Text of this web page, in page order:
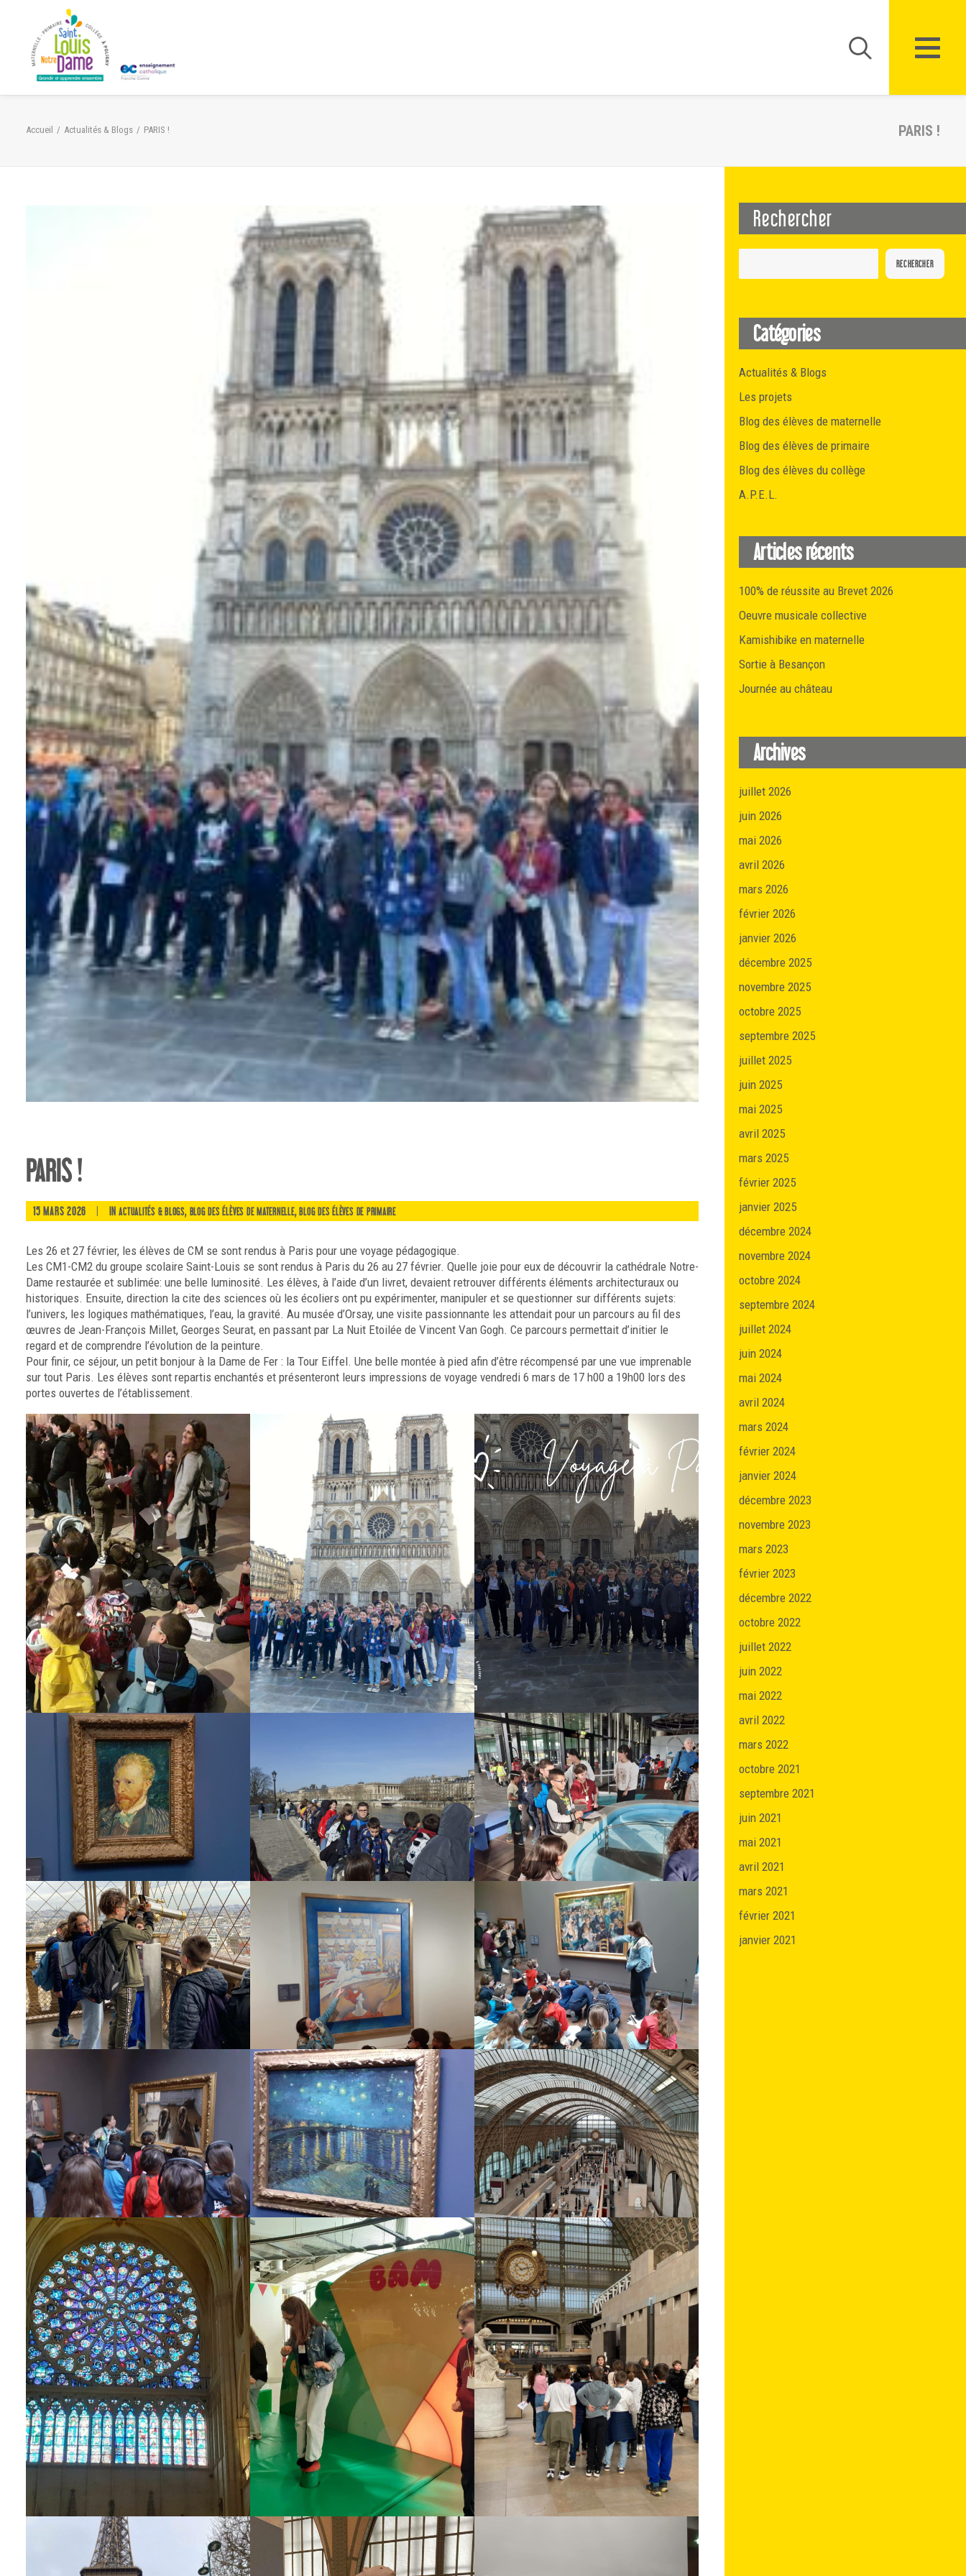
PARIS !
Accueil Actualités & Blogs PARIS !
PARIS !
15 MARS 2026 INACTUALITÉS & BLOGS, BLOG DES ÉLÈVES DE MATERNELLE,BLOG DES ÉLÈVES DE PRIMAIRE
Les 26 et 27 février, les élèves de CM se sont rendus à Paris pour une voyage pédagogique.
Les CM1-CM2 du groupe scolaire Saint-Louis se sont rendus à Paris du 26 au 27 février. Quelle joie pour eux de découvrir la cathédrale Notre-
Dame restaurée et sublimée: une belle luminosité. Les élèves, à l’aide d’un livret, devaient retrouver différents éléments architecturaux ou
historiques. Ensuite, direction la cite des sciences où les écoliers ont pu expérimenter, manipuler et se questionner sur différents sujets:
l’univers, les logiques mathématiques, l’eau, la gravité. Au musée d’Orsay, une visite passionnante les attendait pour un parcours au fil des
œuvres de Jean-François Millet, Georges Seurat, en passant par La Nuit Etoilée de Vincent Van Gogh. Ce parcours permettait d’initier le
regard et de comprendre l’évolution de la peinture.
Pour finir, ce séjour, un petit bonjour à la Dame de Fer : la Tour Eiffel. Une belle montée à pied afin d’être récompensé par une vue imprenable
sur tout Paris. Les élèves sont repartis enchantés et présenteront leurs impressions de voyage vendredi 6 mars de 17 h00 a 19h00 lors des
portes ouvertes de l’établissement.
Rechercher
RECHERCHER
Catégories
Actualités & Blogs
Les projets
Blog des élèves de maternelle
Blog des élèves de primaire
Blog des élèves du collège
A.P.E.L.
Articles récents
100% de réussite au Brevet 2026
Oeuvre musicale collective
Kamishibike en maternelle
Sortie à Besançon
Journée au château
Archives
juillet 2026
juin 2026
mai 2026
avril 2026
mars 2026
février 2026
janvier 2026
décembre 2025
novembre 2025
octobre 2025
septembre 2025
juillet 2025
juin 2025
mai 2025
avril 2025
mars 2025
février 2025
janvier 2025
décembre 2024
novembre 2024
octobre 2024
septembre 2024
juillet 2024
juin 2024
mai 2024
avril 2024
mars 2024
février 2024
janvier 2024
décembre 2023
novembre 2023
mars 2023
février 2023
décembre 2022
octobre 2022
juillet 2022
juin 2022
mai 2022
avril 2022
mars 2022
octobre 2021
septembre 2021
juin 2021
mai 2021
avril 2021
mars 2021
février 2021
janvier 2021
Panneau de gestion des cookies